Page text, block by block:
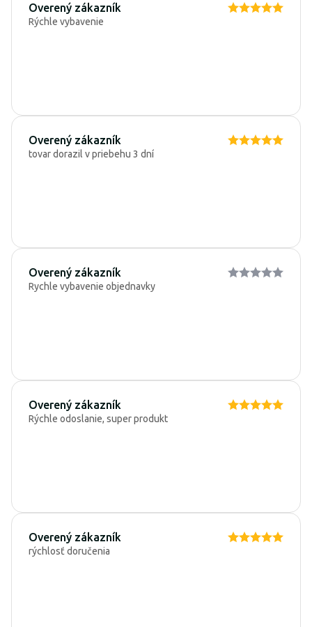
Overený zákazník
Rýchle vybavenie
Overený zákazník
tovar dorazil v priebehu 3 dní
Overený zákazník
Rychle vybavenie objednavky
Overený zákazník
Rýchle odoslanie, super produkt
Overený zákazník
rýchlosť doručenia